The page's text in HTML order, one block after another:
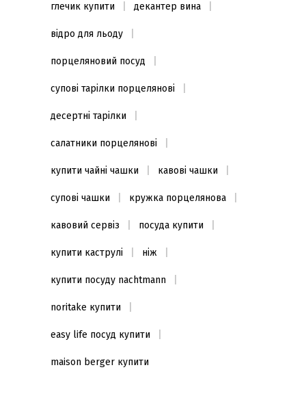
глечик купити декантер вина
відро для льоду
порцеляновий посуд
супові тарілки порцелянові
десертні тарілки
салатники порцелянові
купити чайні чашки кавові чашки
супові чашки кружка порцелянова
кавовий сервіз посуда купити
купити каструлі ніж
купити посуду nachtmann
noritake купити
easy life посуд купити
maison berger купити